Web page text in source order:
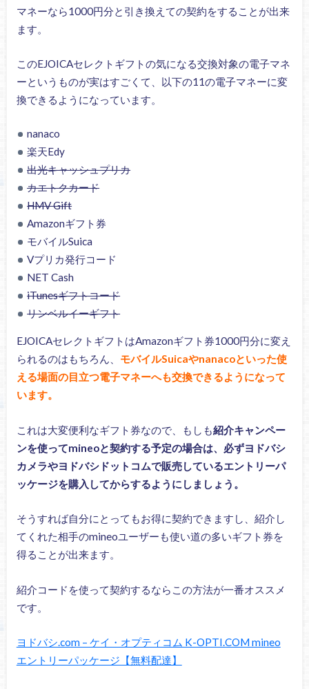
マネーなら1000円分と引き換えての契約をすることが出来
ます。
このEJOICAセレクトギフトの気になる交換対象の電子マネ
ーというものが実はすごくて、以下の11の電子マネーに変
換できるようになっています。
nanaco
楽天Edy
出光キャッシュプリカ
カエトクカード
HMV Gift
Amazonギフト券
モバイルSuica
Vプリカ発行コード
NET Cash
iTunesギフトコード
リンベルイーギフト
EJOICAセレクトギフトはAmazonギフト券1000円分に変え
られるのはもちろん、 モバイルSuicaやnanacoといった使
える場面の目立つ電子マネーへも交換できるようになって
います。
これは大変便利なギフト券なので、もしも紹介キャンペー
ンを使ってmineoと契約する予定の場合は、必ずヨドバシ
カメラやヨドバシドットコムで販売しているエントリーパ
ッケージを購入してからするようにしましょう。
そうすれば自分にとってもお得に契約できますし、紹介し
てくれた相手のmineoユーザーも使い道の多いギフト券を
得ることが出来ます。
紹介コードを使って契約するならこの方法が一番オススメ
です。
ヨドバシ.com – ケイ・オプティコム K-OPTI.COM mineo
エントリーパッケージ【無料配達】